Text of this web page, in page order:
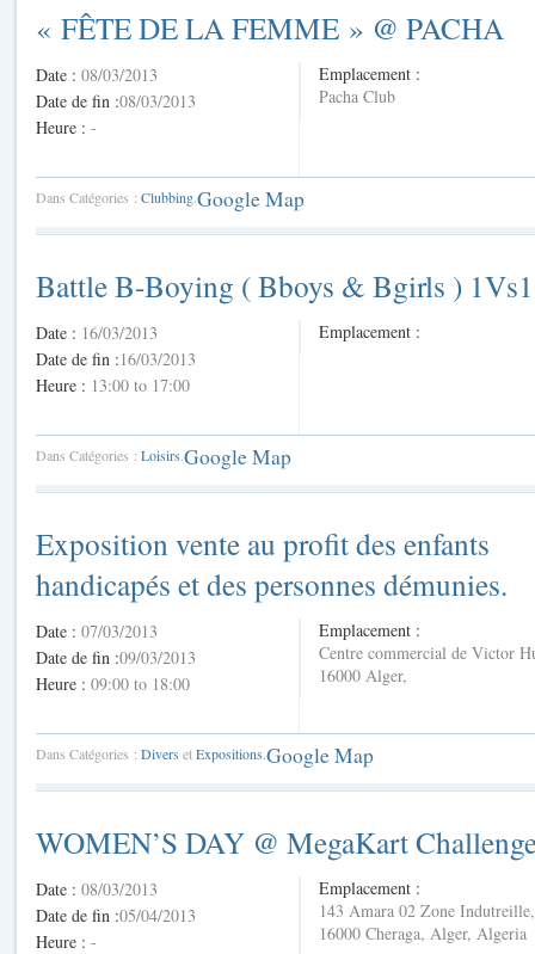
« FÊTE DE LA FEMME » @ PACHA
Date : 08/03/2013
Date de fin :08/03/2013
Heure : -
Emplacement :
Pacha Club
Dans Catégories : ClubbingGoogle Map
Battle B-Boying ( Bboys & Bgirls ) 1Vs1
Date : 16/03/2013
Date de fin :16/03/2013
Heure : 13:00 to 17:00
Emplacement :
Dans Catégories : Loisirs Google Map
Exposition vente au profit des enfants
handicapés et des personnes démunies.
Date : 07/03/2013
Date de fin :09/03/2013
Heure : 09:00 to 18:00
Emplacement :
Centre commercial de Victor
16000 Alger,
Dans Catégories : Divers etExpositions Google Map
WOMEN’S DAY @ MegaKart
Date : 08/03/2013
Date de fin :05/04/2013
Heure : -
Emplacement :
143 Amara 02 Zone Indutreille,
16000 Cheraga, Alger, Algeria